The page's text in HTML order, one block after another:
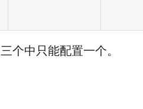
三个中只能配置一个。